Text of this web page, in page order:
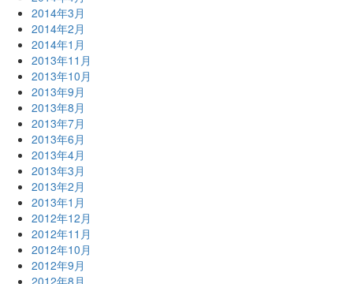
2014年3月
2014年2月
2014年1月
2013年11月
2013年10月
2013年9月
2013年8月
2013年7月
2013年6月
2013年4月
2013年3月
2013年2月
2013年1月
2012年12月
2012年11月
2012年10月
2012年9月
2012年8月